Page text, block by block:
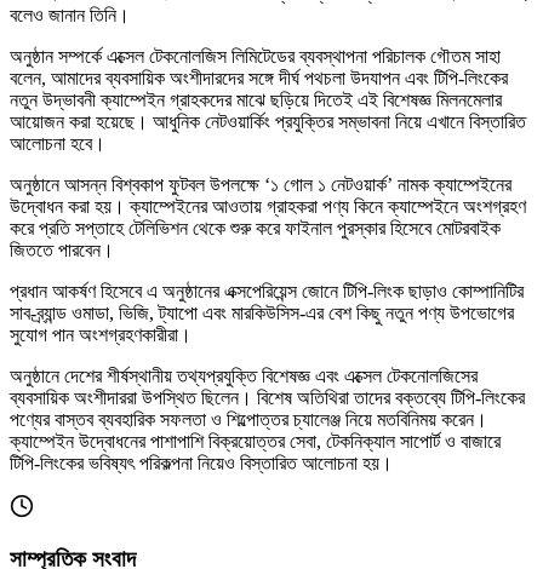
বলেও জানান তিনি।
অনুষ্ঠান সম্পর্কে এক্সেল টেকনোলজিস লিমিটেডের ব্যবস্থাপনা পরিচালক গৌতম সাহা
বলেন, আমাদের ব্যবসায়িক অংশীদারদের সঙ্গে দীর্ঘ পথচলা উদযাপন এবং টিপি-লিংকের
নতুন উদ্ভাবনী ক্যাম্পেইন গ্রাহকদের মাঝে ছড়িয়ে দিতেই এই বিশেষজ্ঞ মিলনমেলার
আয়োজন করা হয়েছে। আধুনিক নেটওয়ার্কিং প্রযুক্তির সম্ভাবনা নিয়ে এখানে বিস্তারিত
আলোচনা হবে।
অনুষ্ঠানে আসন্ন বিশ্বকাপ ফুটবল উপলক্ষে ‘১ গোল ১ নেটওয়ার্ক’ নামক ক্যাম্পেইনের
উদ্বোধন করা হয়। ক্যাম্পেইনের আওতায় গ্রাহকরা পণ্য কিনে ক্যাম্পেইনে অংশগ্রহণ
করে প্রতি সপ্তাহে টেলিভিশন থেকে শুরু করে ফাইনাল পুরস্কার হিসেবে মোটরবাইক
জিততে পারবেন।
প্রধান আকর্ষণ হিসেবে এ অনুষ্ঠানের এক্সপেরিয়েন্স জোনে টিপি-লিংক ছাড়াও কোম্পানিটির
সাব-ব্র্যান্ড ওমাডা, ভিজি, ট্যাপো এবং মারকিউসিস-এর বেশ কিছু নতুন পণ্য উপভোগের
সুযোগ পান অংশগ্রহণকারীরা।
অনুষ্ঠানে দেশের শীর্ষস্থানীয় তথ্যপ্রযুক্তি বিশেষজ্ঞ এবং এক্সেল টেকনোলজিসের
ব্যবসায়িক অংশীদাররা উপস্থিত ছিলেন। বিশেষ অতিথিরা তাদের বক্তব্যে টিপি-লিংকের
পণ্যের বাস্তব ব্যবহারিক সফলতা ও শিল্পোত্তর চ্যালেঞ্জ নিয়ে মতবিনিময় করেন।
ক্যাম্পেইন উদ্বোধনের পাশাপাশি বিক্রয়োত্তর সেবা, টেকনিক্যাল সাপোর্ট ও বাজারে
টিপি-লিংকের ভবিষ্যৎ পরিকল্পনা নিয়েও বিস্তারিত আলোচনা হয়।
সাম্প্রতিক সংবাদ